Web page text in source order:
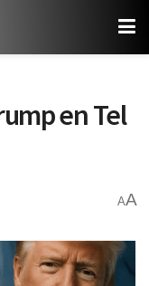
en Tel
AA